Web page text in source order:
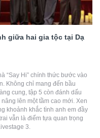
giữa hai gia tộc tại Dạ
“Say Hi” chính thức bước vào
Không chỉ mang đến bầu
cung, tập 5 còn đánh dấu
lên một tầm cao mới. Xen
khoảnh khắc tình anh em đầy
vẫn là điểm tựa quan trọng
3.